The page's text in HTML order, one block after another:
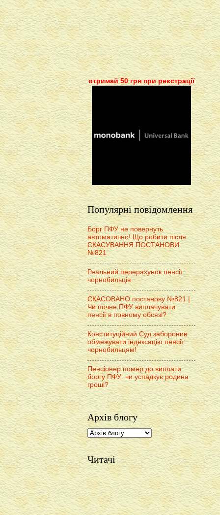
отримай 50 грн при реєстрації
Популярні повідомлення
Борг ПФУ не повернуть
автоматично! Що робити після
СКАСУВАННЯ ПОСТАНОВИ
№821
Реальний перерахунок пенсії
чорнобильців
СКАСОВАНО постанову №821 |
Чи почне ПФУ виплачувати
пенсії в повному обсязі?
Конституційний Суд заборонив
обмежувати індексацію пенсії
чорнобильцям!
Пенсіонер помер до виплати
боргу ПФУ: чи успадкує родина
гроші?
Архів блогу
Читачі